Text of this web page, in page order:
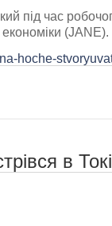
під час
економіки (JANE).
hoche-
в